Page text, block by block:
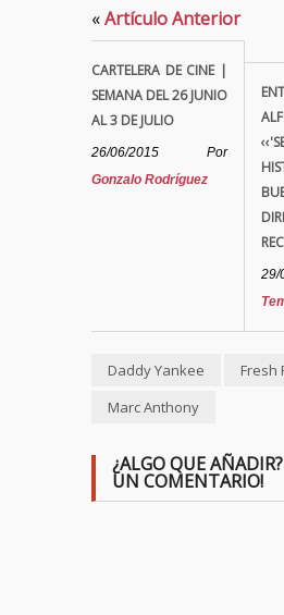
«Artículo Anterior
CARTELERA DE CINE |
SEMANA DEL 26 JUNIO
AL 3 DE JULIO
26/06/2015
Por
Gonzalo Rodríguez
29/
Daddy Yankee
Fresh
Marc Anthony
¿ALGO QUE AÑADIR?
UN COMENTARIO!